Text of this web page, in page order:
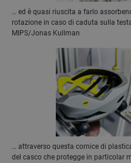
… ed è quasi riuscita a farlo
rotazione in caso di caduta sulla
MIPS/Jonas Kullman
… attraverso questa cornice di
del casco che protegge in particolar